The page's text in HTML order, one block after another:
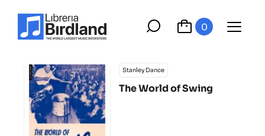
0
Stanley Dance
The World of Swing